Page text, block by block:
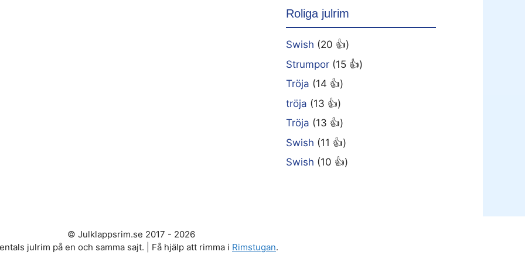
Roliga julrim
Swish (20 👍)
Strumpor (15 👍)
Tröja (14 👍)
tröja (13 👍)
Tröja (13 👍)
Swish (11 👍)
Swish (10 👍)
© Julklappsrim.se 2017 - 2026
julrim på en och samma sajt. | Få hjälp att rimma i Rimstugan.